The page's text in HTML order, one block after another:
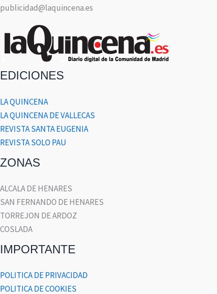
publicidad@laquincena.es
EDICIONES
LA QUINCENA
LA QUINCENA DE VALLECAS
REVISTA SANTA EUGENIA
REVISTA SOLO PAU
ZONAS
ALCALA DE HENARES
SAN FERNANDO DE HENARES
TORREJON DE ARDOZ
COSLADA
IMPORTANTE
POLITICA DE PRIVACIDAD
POLITICA DE COOKIES